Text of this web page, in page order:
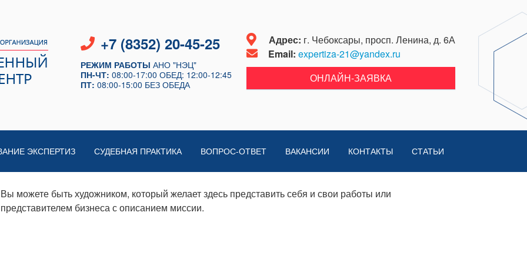
+7 (8352) 20-45-25
РЕЖИМ РАБОТЫ АНО "НЭЦ"
ПН-ЧТ: 08:00-17:00ОБЕД: 12:00-12:45
ПТ: 08:00-15:00 БЕЗ ОБЕДА
Адрес: г. Чебоксары, просп. Ленина, д. 6А
Email: expertiza-21@yandex.ru
ОНЛАЙН-ЗАЯВКА
ЭКСПЕРТИЗ СУДЕБНАЯ ПРАКТИКА ВОПРОС-ОТВЕТ ВАКАНСИИ КОНТАКТЫ СТАТЬИ
Вы можете быть художником, который желает здесь представить себя и свои работы или
представителем бизнеса с описанием миссии.